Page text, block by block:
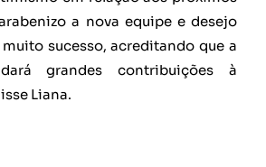
a nova equipe e desejo
sucesso, acreditando que a
grandes contribuições à
Liana.